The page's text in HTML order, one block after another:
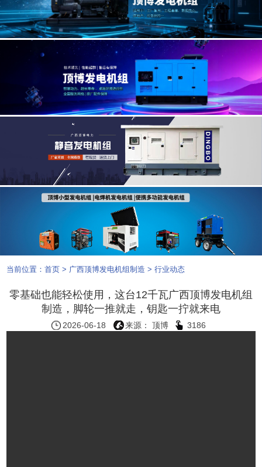
当前位置：首页 > 广西顶博发电机组制造 >行业动态
零基础也能轻松使用，这台12千瓦广西顶博发电机组
制造，脚轮一推就走，钥匙一拧就来电
2026-06-18 来源： 顶博 3186